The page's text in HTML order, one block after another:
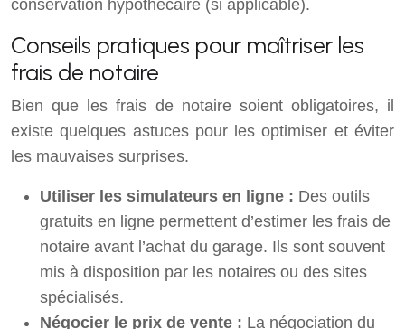
conservation hypothécaire (si applicable).
Conseils pratiques pour maîtriser les
frais de notaire
Bien que les frais de notaire soient obligatoires, il
existe quelques astuces pour les optimiser et éviter
les mauvaises surprises.
Utiliser les simulateurs en ligne : Des outils
gratuits en ligne permettent d’estimer les frais de
notaire avant l’achat du garage. Ils sont souvent
mis à disposition par les notaires ou des sites
spécialisés.
Négocier le prix de vente : La négociation du